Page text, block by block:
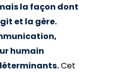
la façon dont
et la gère.
humain
Cet